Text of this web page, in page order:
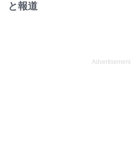
と報道
Advertisement